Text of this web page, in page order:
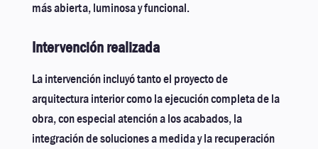
más abierta, luminosa y funcional.
Intervención realizada
La intervención incluyó tanto el proyecto de
arquitectura interior como la ejecución completa de la
obra, con especial atención a los acabados, la
integración de soluciones a medida y la recuperación